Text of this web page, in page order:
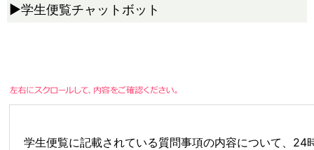
▶学生便覧チャットボット
学生便覧に記載されている質問事項の内容について、